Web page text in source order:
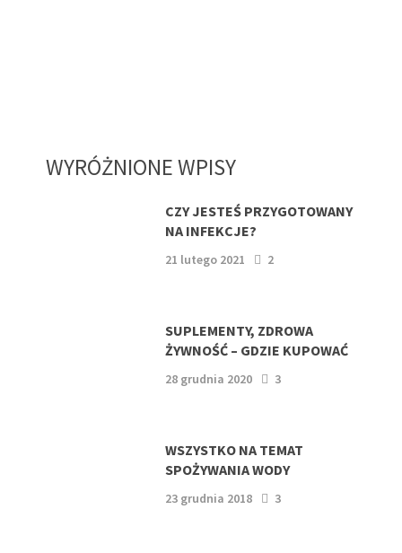
WYRÓŻNIONE WPISY
CZY JESTEŚ PRZYGOTOWANY
NA INFEKCJE?
21 lutego 2021 2
SUPLEMENTY, ZDROWA
ŻYWNOŚĆ – GDZIE KUPOWAĆ
28 grudnia 2020 3
WSZYSTKO NA TEMAT
SPOŻYWANIA WODY
23 grudnia 2018 3